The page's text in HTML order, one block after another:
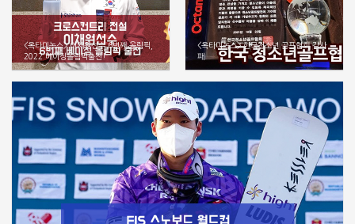
<옥타미녹스> 이채원선수 6번째 올림픽,
2022 베이징올림픽출전!
<옥타미녹스> 한국청소년 골프협회 감사
패